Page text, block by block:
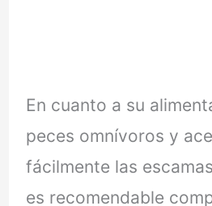
En cuanto a su
peces omnívoros y
fácilmente las
es recomendable